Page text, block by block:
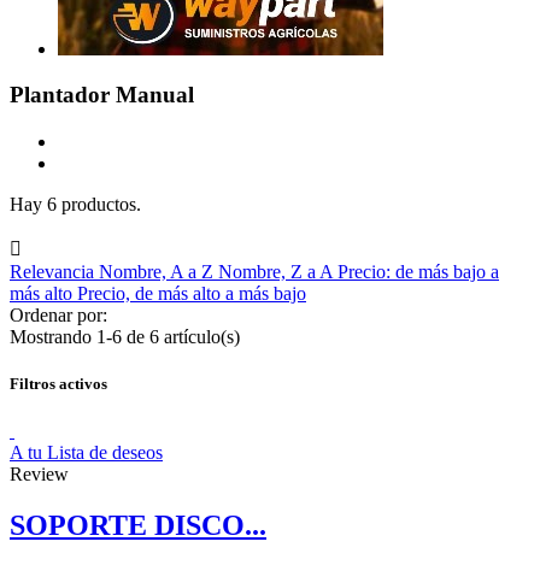
Plantador Manual
Hay 6 productos.

Relevancia Nombre, A a Z Nombre, Z a A Precio: de más bajo a
más alto Precio, de más alto a más bajo
Ordenar por:
Mostrando 1-6 de 6 artículo(s)
Filtros activos
A tu Lista de deseos
Review
SOPORTE DISCO...